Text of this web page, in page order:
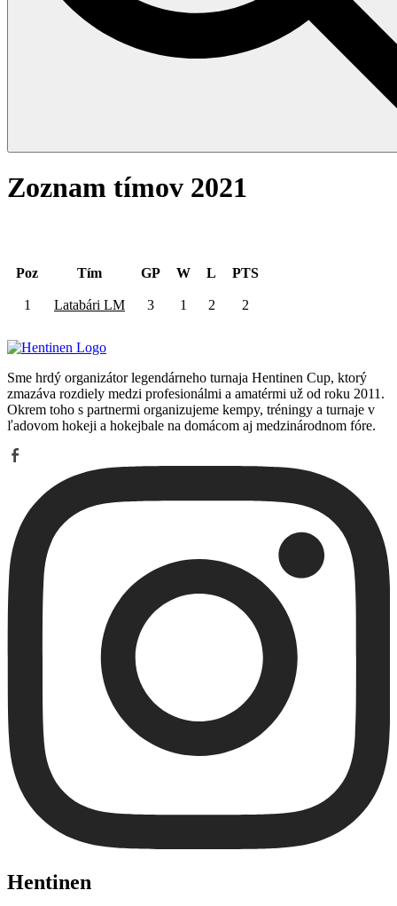
Zoznam tímov 2021
Poz Tím GP W L PTS
1 Latabári LM 3 1 2 2
Sme hrdý organizátor legendárneho turnaja Hentinen Cup, ktorý
zmazáva rozdiely medzi profesionálmi a amatérmi už od roku 2011.
Okrem toho s partnermi organizujeme kempy, tréningy a turnaje v
ľadovom hokeji a hokejbale na domácom aj medzinárodnom fóre.
Hentinen